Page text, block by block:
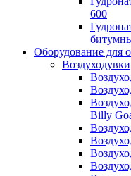
600
Оборудование для
Воздуходувки
Billy